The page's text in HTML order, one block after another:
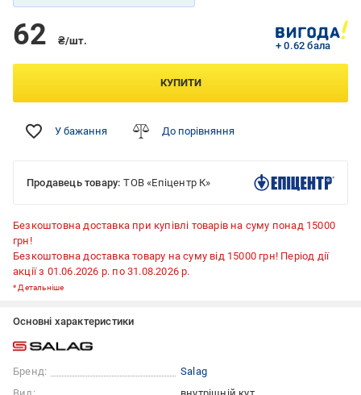
62 ₴/шт. + 0.62 бала
КУПИТИ
У бажання До порівняння
Продавець товару: ТОВ «Епіцентр К»
Безкоштовна доставка при купівлі товарів на суму понад 15000
грн!
Безкоштовна доставка товару на суму від 15000 грн! Період дії
акції з 01.06.2026 р. по 31.08.2026 р.
*Детальніше
Основні характеристики
Бренд:
Salag